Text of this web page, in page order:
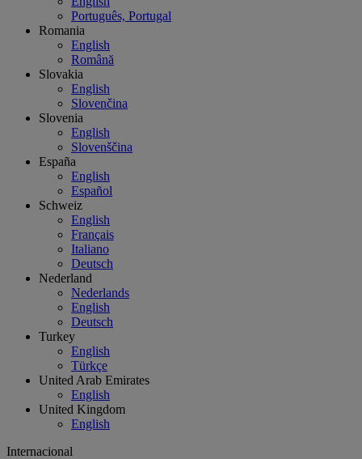
Português, Portugal
Romania
English
Română
Slovakia
English
Slovenčina
Slovenia
English
Slovenščina
España
English
Español
Schweiz
English
Français
Italiano
Deutsch
Nederland
Nederlands
English
Deutsch
Turkey
English
Türkçe
United Arab Emirates
English
United Kingdom
English
Internacional